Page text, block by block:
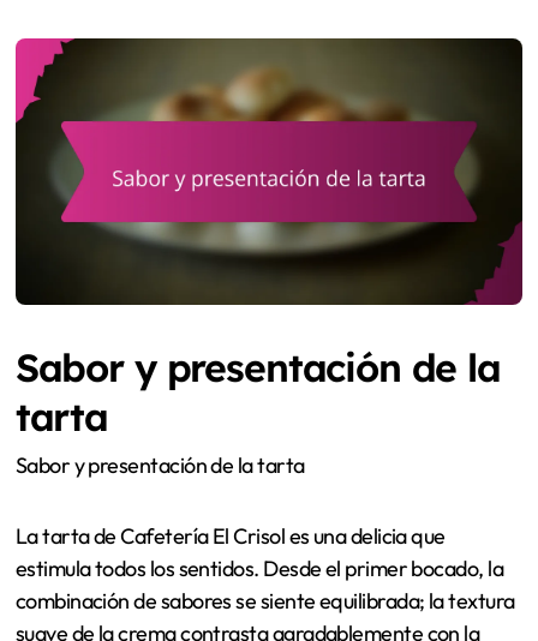
Sabor y presentación de la
tarta
Sabor y presentación de la tarta
La tarta de Cafetería El Crisol es una delicia que
estimula todos los sentidos. Desde el primer bocado, la
combinación de sabores se siente equilibrada; la textura
suave de la crema contrasta agradablemente con la